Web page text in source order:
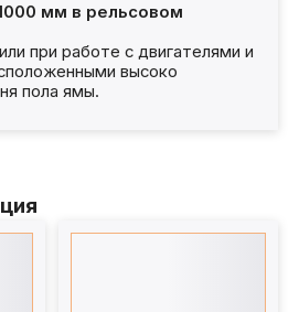
мм в рельсовом
при работе с двигателями и
высоко
пола ямы.